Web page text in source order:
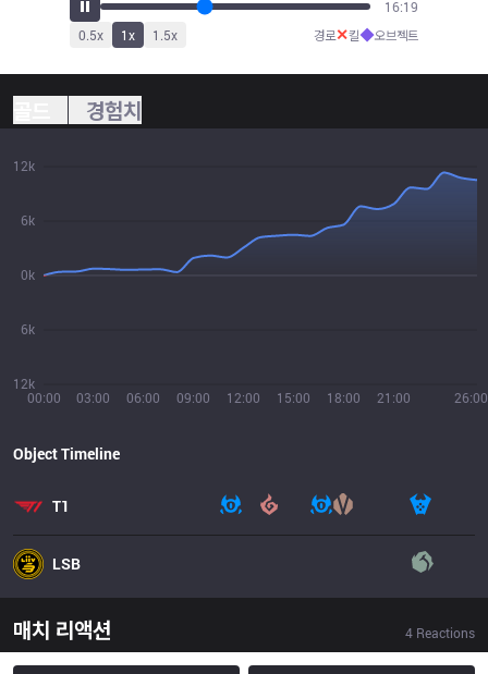
17:57
0.5x 1x 1.5x 경로✕킬◆오브젝트
경험치
00:00 03:00 06:00 09:00 12:00 15:00 18:00 21:00 26:00
12k
6k
0k
6k
12k
Object Timeline
T1
LSB
매치 리액션 4 Reactions